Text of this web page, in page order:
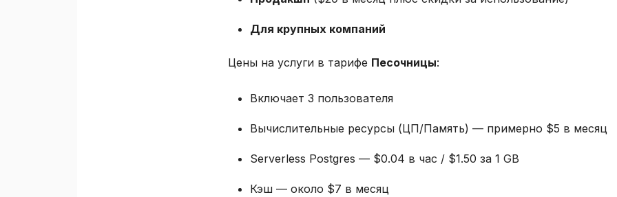
Для крупных компаний
Цены на услуги в тарифе Песочницы:
Включает 3 пользователя
Вычислительные ресурсы (ЦП/Память) — примерно $5 в месяц
Serverless Postgres — $0.04 в час / $1.50 за 1 GB
Кэш — около $7 в месяц